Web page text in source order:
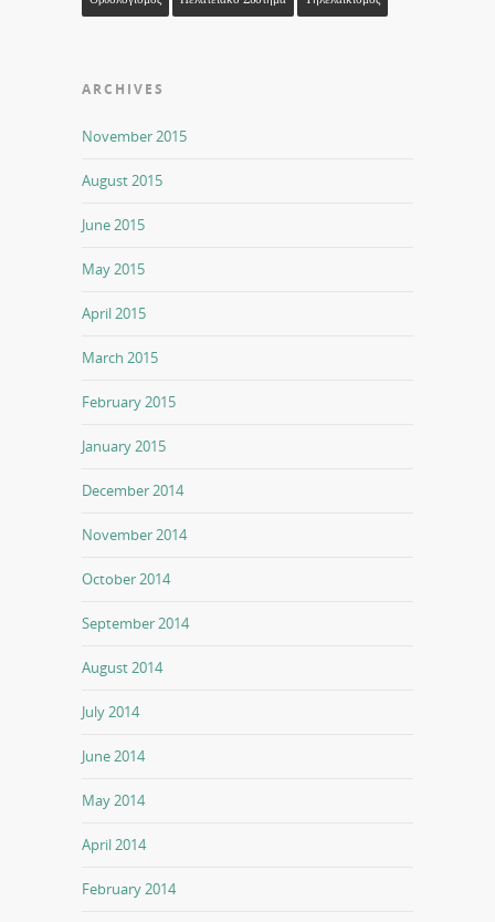
ARCHIVES
November 2015
August 2015
June 2015
May 2015
April 2015
March 2015
February 2015
January 2015
December 2014
November 2014
October 2014
September 2014
August 2014
July 2014
June 2014
May 2014
April 2014
February 2014